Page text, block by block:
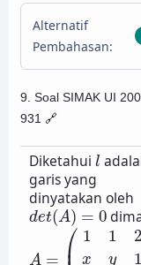
Alternatif
Pembahasan:
9. Soal SIMAK UI
931 🔗
Diketahui l
l
garis yang
dinyatakan oleh
det(A) = 0
det(A)=0
A = ⎛ 1 1 2
x y 1
A=(112xy1213